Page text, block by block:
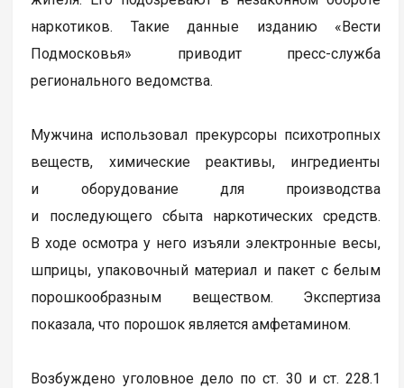
наркотиков. Такие данные изданию «Вести
Подмосковья» приводит пресс-служба
регионального ведомства.
Мужчина использовал прекурсоры психотропных
веществ, химические реактивы, ингредиенты
и оборудование для производства
и последующего сбыта наркотических средств.
В ходе осмотра у него изъяли электронные весы,
шприцы, упаковочный материал и пакет с белым
порошкообразным веществом. Экспертиза
показала, что порошок является амфетамином.
Возбуждено уголовное дело по ст. 30 и ст. 228.1